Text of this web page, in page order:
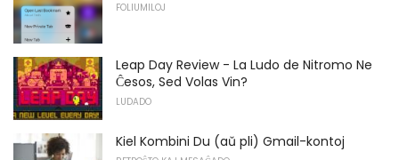
FOLIUMILOJ
Leap Day Review - La Ludo de Nitromo Ne
Ĉesos, Sed Volas Vin?
LUDADO
Kiel Kombini Du (aŭ pli) Gmail-kontoj